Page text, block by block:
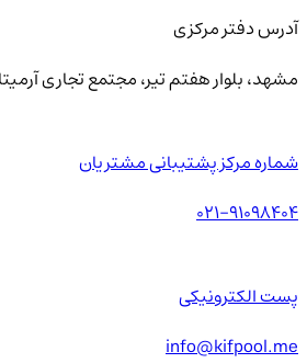
آدرس دفتر مرکزی
مشهد، بلوار هفتم تیر، مجتمع تجاری آرمیتاژ
شماره مرکز پشتیبانی مشتریان
021-91098404
پست الکترونیکی
info@kifpool.me